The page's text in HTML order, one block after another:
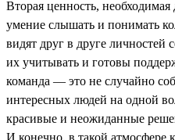
Вторая ценность,
умение слышать и понимать
видят друг в друге
их учитывать и готовы
команда — это не случайно
интересных людей на одной
красивые и неожиданные
И конечно, в такой атмосфере